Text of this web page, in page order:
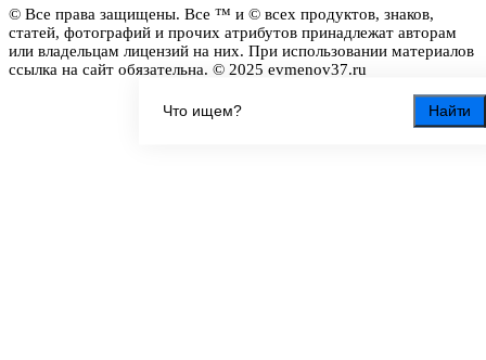
Найти
© Все права защищены. Все ™ и © всех продуктов, знаков,
статей, фотографий и прочих атрибутов принадлежат авторам
или владельцам лицензий на них. При использовании материалов
ссылка на сайт обязательна. © 2025 evmenov37.ru